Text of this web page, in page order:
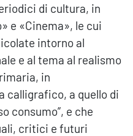
di cultura, in
e «Cinema», le cui
intorno al
e al tema al realismo
in
calligrafico, a quello di
consumo”, e che
critici e futuri